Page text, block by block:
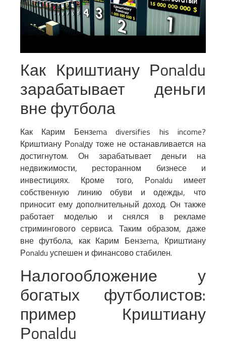
Как Криштиану Рonaldu
зарабатывает деньги
вне футбола
Как Карим Бензema diversifies his income?
Криштиану Рonalду тоже не останавливается на
достигнутом. Он зарабатывает деньги на
недвижимости, ресторанном бизнесе и
инвестициях. Кроме того, Рonaldu имеет
собственную линию обуви и одежды, что
приносит ему дополнительный доход. Он также
работает моделью и снялся в рекламе
стримингового сервиса. Таким образом, даже
вне футбола, как Карим Бензema, Криштиану
Рonaldu успешен и финансово стабилен.
Налогообложение у
богатых футболистов:
пример Криштиану
Рonaldu